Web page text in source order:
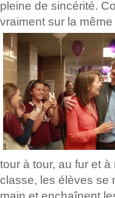
pleine de sincérité.
vraiment sur la
tour à tour, au fur et
classe, les élèves se